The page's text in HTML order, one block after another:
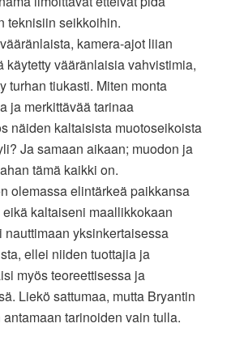
teknisiin seikkoihin.
kamera-ajot liian
käytetty vääränlaisia vahvistimia,
turhan tiukasti. Miten monta
ja merkittävää tarinaa
näiden kaltaisista muotoseikoista
Ja samaan aikaan; muodon ja
tämä kaikki on.
olemassa elintärkeä paikkansa
kaltaiseni maallikkokaan
nauttimaan yksinkertaisessa
ellei niiden tuottajia ja
myös teoreettisessa ja
Liekö sattumaa, mutta Bryantin
tarinoiden vain tulla.